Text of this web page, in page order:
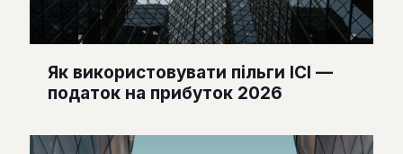
Як використовувати пільги ІСІ —
податок на прибуток 2026